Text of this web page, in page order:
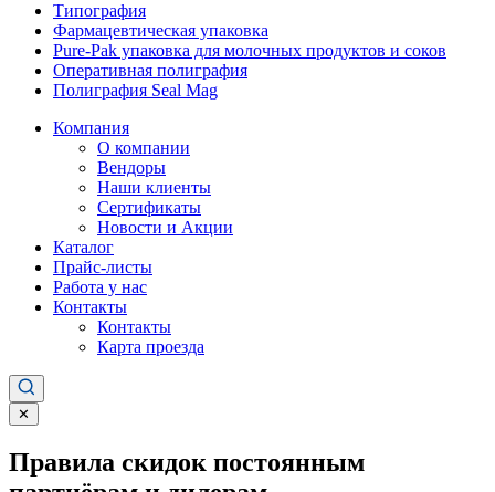
Типография
Фармацевтическая упаковка
Pure-Pak упаковка для молочных продуктов и соков
Оперативная полиграфия
Полиграфия Seal Mag
Компания
О компании
Вендоры
Наши клиенты
Сертификаты
Новости и Акции
Каталог
Прайс-листы
Работа у нас
Контакты
Контакты
Карта проезда
✕
Правила скидок постоянным